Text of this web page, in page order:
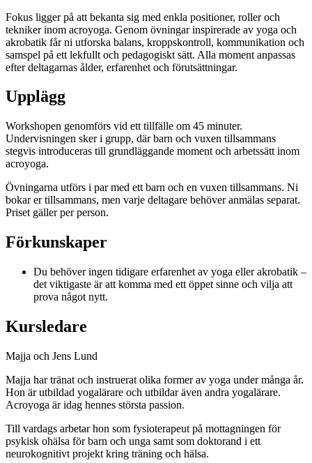
Fokus ligger på att bekanta sig med enkla positioner, roller och
tekniker inom acroyoga. Genom övningar inspirerade av yoga och
akrobatik får ni utforska balans, kroppskontroll, kommunikation och
samspel på ett lekfullt och pedagogiskt sätt. Alla moment anpassas
efter deltagarnas ålder, erfarenhet och förutsättningar.
Upplägg
Workshopen genomförs vid ett tillfälle om 45 minuter.
Undervisningen sker i grupp, där barn och vuxen tillsammans
stegvis introduceras till grundläggande moment och arbetssätt inom
acroyoga.
Övningarna utförs i par med ett barn och en vuxen tillsammans. Ni
bokar er tillsammans, men varje deltagare behöver anmälas separat.
Priset gäller per person.
Förkunskaper
Du behöver ingen tidigare erfarenhet av yoga eller akrobatik –
det viktigaste är att komma med ett öppet sinne och vilja att
prova något nytt.
Kursledare
Majja och Jens Lund
Majja har tränat och instruerat olika former av yoga under många år.
Hon är utbildad yogalärare och utbildar även andra yogalärare.
Acroyoga är idag hennes största passion.
Till vardags arbetar hon som fysioterapeut på mottagningen för
psykisk ohälsa för barn och unga samt som doktorand i ett
neurokognitivt projekt kring träning och hälsa.